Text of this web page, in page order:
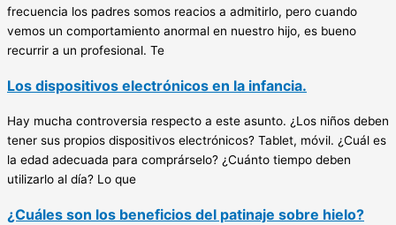
frecuencia los padres somos reacios a admitirlo, pero cuando
vemos un comportamiento anormal en nuestro hijo, es bueno
recurrir a un profesional. Te
Los dispositivos electrónicos en la infancia.
Hay mucha controversia respecto a este asunto. ¿Los niños deben
tener sus propios dispositivos electrónicos? Tablet, móvil. ¿Cuál es
la edad adecuada para comprárselo? ¿Cuánto tiempo deben
utilizarlo al día? Lo que
¿Cuáles son los beneficios del patinaje sobre hielo?